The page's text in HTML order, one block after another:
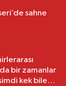
sahne
bir zamanlar
kek bile